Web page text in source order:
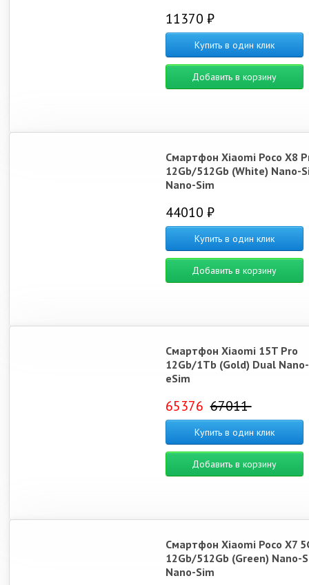
11370 ₽
Купить в один клик
Добавить в корзину
Смартфон Xiaomi Poco X8
12Gb/512Gb (White) Nano-
Nano-Sim
44010 ₽
Купить в один клик
Добавить в корзину
Смартфон Xiaomi 15T Pro
12Gb/1Tb (Gold) Dual
eSim
65376 67011
Купить в один клик
Добавить в корзину
Смартфон Xiaomi Poco X7
12Gb/512Gb (Green) Nano-
Nano-Sim